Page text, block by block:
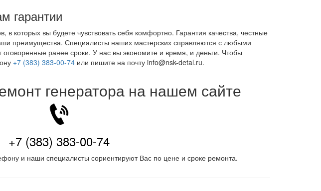
гарантии
которых вы будете чувствовать себя комфортно. Гарантия качества, честные
преимущества. Специалисты наших мастерских справляются с любыми
ранее сроки. У нас вы экономите и время, и деньги. Чтобы
+7 (383) 383-00-74или пишите на почту info@nsk-detal.ru.
генератора на нашем сайте
+7 (383) 383-00-74
и наши специалисты сориентируют Вас по цене и сроке ремонта.